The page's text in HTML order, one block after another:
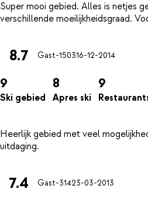
Super mooi gebied. Alles is netjes
8.7 Gast-150316-12-2014
9
Ski gebied
8
Apres ski
9
Heerlijk gebied met veel
7.4 Gast-31423-03-2013